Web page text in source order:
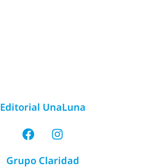
Editorial UnaLuna
Grupo Claridad